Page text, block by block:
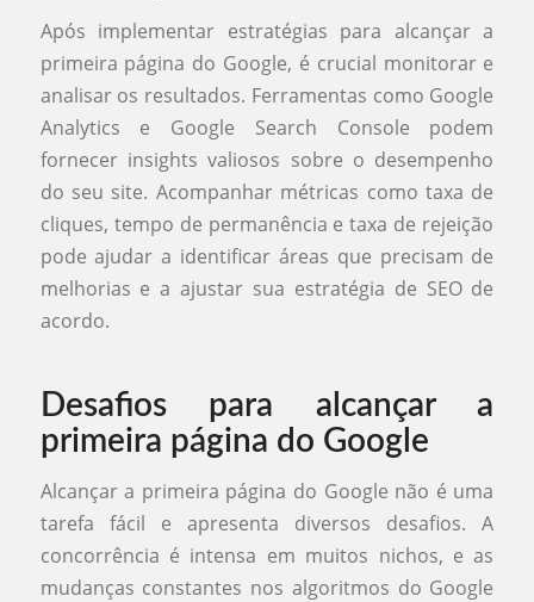
Após implementar estratégias para alcançar a
primeira página do Google, é crucial monitorar e
analisar os resultados. Ferramentas como Google
Analytics e Google Search Console podem
fornecer insights valiosos sobre o desempenho
do seu site. Acompanhar métricas como taxa de
cliques, tempo de permanência e taxa de rejeição
pode ajudar a identificar áreas que precisam de
melhorias e a ajustar sua estratégia de SEO de
acordo.
Desafios para alcançar a
primeira página do Google
Alcançar a primeira página do Google não é uma
tarefa fácil e apresenta diversos desafios. A
concorrência é intensa em muitos nichos, e as
mudanças constantes nos algoritmos do Google